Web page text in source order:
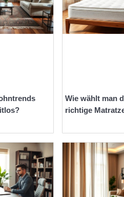
Wie wählt man
richtige